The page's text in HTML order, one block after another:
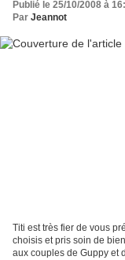
Publié le 25/10/2008 à
Par Jeannot
Titi est très fier de vous
choisis et pris soin de
aux couples de Guppy et